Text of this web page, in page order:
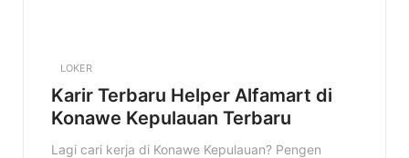
LOKER
Karir Terbaru Helper Alfamart di
Konawe Kepulauan Terbaru
Lagi cari kerja di Konawe Kepulauan? Pengen